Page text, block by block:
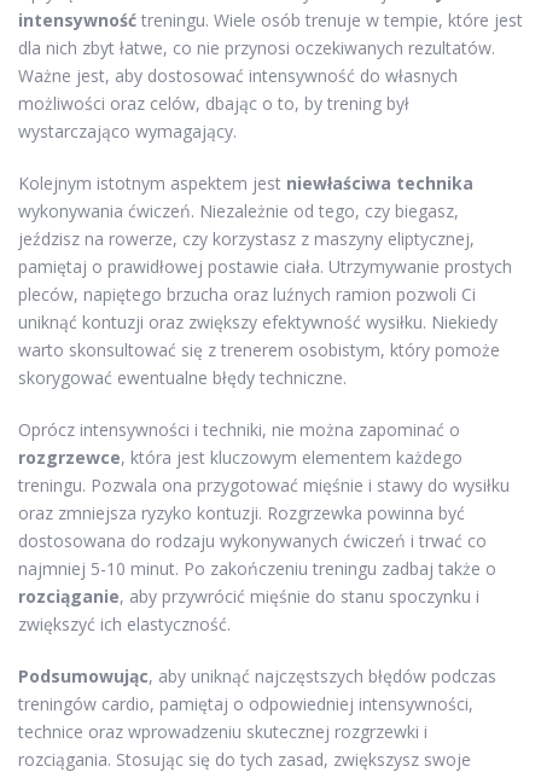
intensywność treningu. Wiele osób trenuje w tempie, które jest
dla nich zbyt łatwe, co nie przynosi oczekiwanych rezultatów.
Ważne jest, aby dostosować intensywność do własnych
możliwości oraz celów, dbając o to, by trening był
wystarczająco wymagający.
Kolejnym istotnym aspektem jest niewłaściwa technika
wykonywania ćwiczeń. Niezależnie od tego, czy biegasz,
jeździsz na rowerze, czy korzystasz z maszyny eliptycznej,
pamiętaj o prawidłowej postawie ciała. Utrzymywanie prostych
pleców, napiętego brzucha oraz luźnych ramion pozwoli Ci
uniknąć kontuzji oraz zwiększy efektywność wysiłku. Niekiedy
warto skonsultować się z trenerem osobistym, który pomoże
skorygować ewentualne błędy techniczne.
Oprócz intensywności i techniki, nie można zapominać o
rozgrzewce, która jest kluczowym elementem każdego
treningu. Pozwala ona przygotować mięśnie i stawy do wysiłku
oraz zmniejsza ryzyko kontuzji. Rozgrzewka powinna być
dostosowana do rodzaju wykonywanych ćwiczeń i trwać co
najmniej 5-10 minut. Po zakończeniu treningu zadbaj także o
rozciąganie, aby przywrócić mięśnie do stanu spoczynku i
zwiększyć ich elastyczność.
Podsumowując, aby uniknąć najczęstszych błędów podczas
treningów cardio, pamiętaj o odpowiedniej intensywności,
technice oraz wprowadzeniu skutecznej rozgrzewki i
rozciągania. Stosując się do tych zasad, zwiększysz swoje